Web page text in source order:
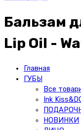
Бальзам
Lip Oil -
Главная
ГУБЫ
Все
Ink
НОВИНКИ